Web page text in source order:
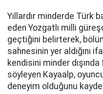
Yıllardır minderde Türk
eden Yozgatlı milli
geçtiğini belirterek,
sahnesinin yer aldığını
kendisini minder
söyleyen Kayaalp,
deneyim olduğunu